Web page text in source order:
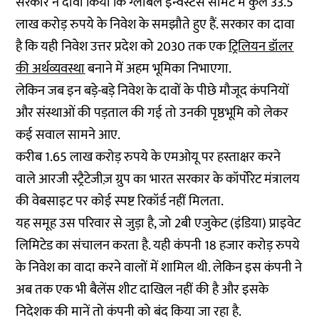
लाख करोड़ रुपये के निवेश के समझौते हुए हैं. सरकार का दावा
है कि यही निवेश उत्तर प्रदेश को 2030 तक एकट्रिलियन डॉलर
की अर्थव्यवस्थाबनाने में अहम भूमिका निभाएगा.
लेकिन जब इन बड़े-बड़े निवेश के दावों के पीछे मौजूद कंपनियों
और संस्थाओं की पड़ताल की गई तो उनकी पृष्ठभूमि को लेकर
कई सवाल सामने आए.
करीब 1.65 लाख करोड़ रुपये के एमओयू पर हस्ताक्षर करने
वाले आरजी स्ट्रैटेजीज़ ग्रुप का भारत सरकार के कॉर्पोरेट मंत्रालय
की वेबसाइट पर कोई स्पष्ट रिकॉर्ड नहीं मिलता.
यह समूह उस परिवार से जुड़ा है, जो 2बी एजुकेट (इंडिया) प्राइवेट
लिमिटेड का संचालन करता है. यही कंपनी 18 हजार करोड़ रुपये
के निवेश का वादा करने वालों में शामिल थी. लेकिन इस कंपनी ने
अब तक एक भी बैलेंस शीट दाखिल नहीं की है और इसके
निदेशक की मानें तो कंपनी को बंद किया जा रहा है.